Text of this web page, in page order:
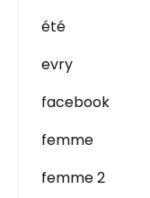
été
evry
facebook
femme
femme 2